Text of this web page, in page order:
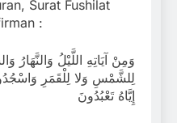
Surat Fushilat
:
وَمِنْ آيَاتِهِ اللَّيْلُ وَالنَّهَارُ
لِلشَّمْسِ وَلا لِلْقَمَرِ
إِيَّاهُ تَعْبُدُونَ